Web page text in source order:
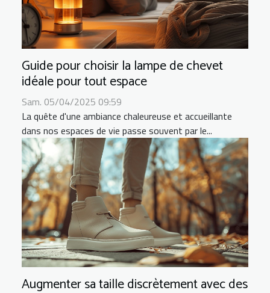
Guide pour choisir la lampe de chevet
idéale pour tout espace
Sam. 05/04/2025 09:59
La quête d'une ambiance chaleureuse et accueillante
dans nos espaces de vie passe souvent par le...
Augmenter sa taille discrètement avec des